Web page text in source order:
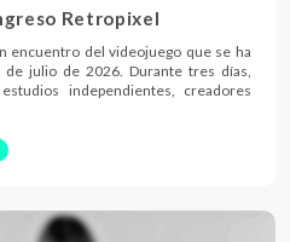
Retropixel
encuentro del videojuego que se ha
julio de 2026. Durante tres días,
independientes, creadores